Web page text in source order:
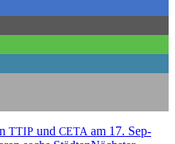
TTIP und CETA am 17. Sep­